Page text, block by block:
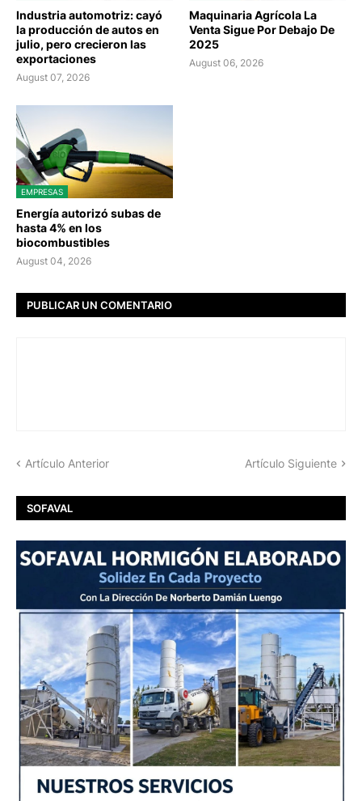
Industria automotriz: cayó
la producción de autos en
julio, pero crecieron las
exportaciones
August 07, 2026
Maquinaria Agrícola La
Venta Sigue Por Debajo De
2025
August 06, 2026
EMPRESAS
Energía autorizó subas de
hasta 4% en los
biocombustibles
August 04, 2026
PUBLICAR UN COMENTARIO
Artículo Anterior Artículo Siguiente
SOFAVAL